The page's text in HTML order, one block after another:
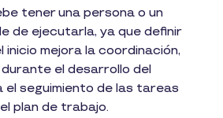
tener una persona o un
de ejecutarla, ya que definir
inicio mejora la coordinación,
el desarrollo del
seguimiento de las tareas
plan de trabajo.